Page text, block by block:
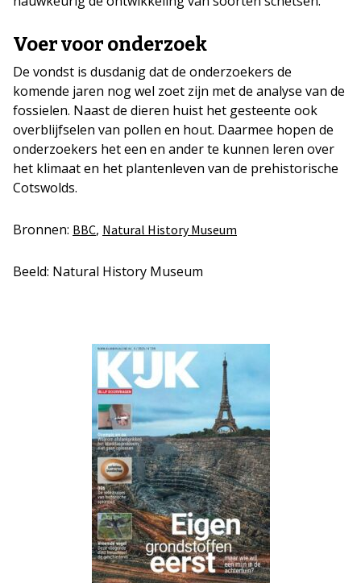
Voer voor onderzoek
De vondst is dusdanig dat de onderzoekers de
komende jaren nog wel zoet zijn met de analyse van de
fossielen. Naast de dieren huist het gesteente ook
overblijfselen van pollen en hout. Daarmee hopen de
onderzoekers het een en ander te kunnen leren over
het klimaat en het plantenleven van de prehistorische
Cotswolds.
Bronnen: BBC, Natural History Museum
Beeld: Natural History Museum